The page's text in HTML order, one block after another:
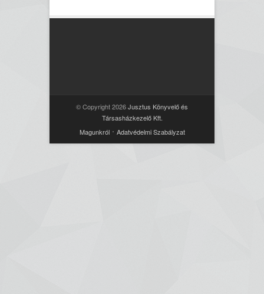
© Copyright 2026Jusztus Könyvelő és
Társasházkezelő Kft.
Magunkról
Adatvédelmi Szabályzat